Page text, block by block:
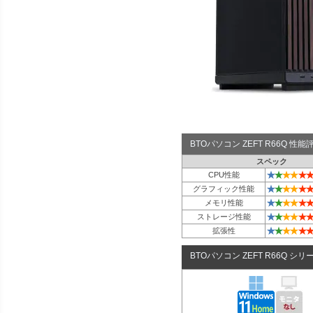
BTOパソコン ZEFT R66Q 性能
スペック
CPU性能
★★★★★★
グラフィック性能 ★★★★★★
メモリ性能 ★★★★★★
ストレージ性能 ★★★★★★
拡張性 ★★★★★★
BTOパソコン ZEFT R66Q シリ